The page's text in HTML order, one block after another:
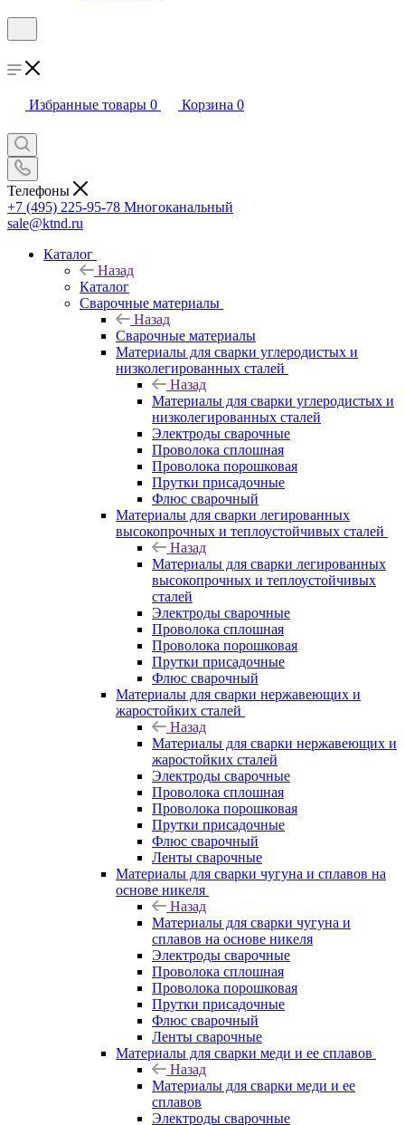
Избранные товары 0 Корзина 0
Телефоны
+7 (495) 225-95-78 Многоканальный
sale@ktnd.ru
Каталог
Назад
Каталог
Сварочные материалы
Назад
Сварочные материалы
Материалы для сварки углеродистых и
низколегированных сталей
Назад
Материалы для сварки углеродистых и
низколегированных сталей
Электроды сварочные
Проволока сплошная
Проволока порошковая
Прутки присадочные
Флюс сварочный
Материалы для сварки легированных
высокопрочных и теплоустойчивых сталей
Назад
Материалы для сварки легированных
высокопрочных и теплоустойчивых
сталей
Электроды сварочные
Проволока сплошная
Проволока порошковая
Прутки присадочные
Флюс сварочный
Материалы для сварки нержавеющих и
жаростойких сталей
Назад
Материалы для сварки нержавеющих и
жаростойких сталей
Электроды сварочные
Проволока сплошная
Проволока порошковая
Прутки присадочные
Флюс сварочный
Ленты сварочные
Материалы для сварки чугуна и сплавов на
основе никеля
Назад
Материалы для сварки чугуна и
сплавов на основе никеля
Электроды сварочные
Проволока сплошная
Проволока порошковая
Прутки присадочные
Флюс сварочный
Ленты сварочные
Материалы для сварки меди и ее сплавов
Назад
Материалы для сварки меди и ее
сплавов
Электроды сварочные